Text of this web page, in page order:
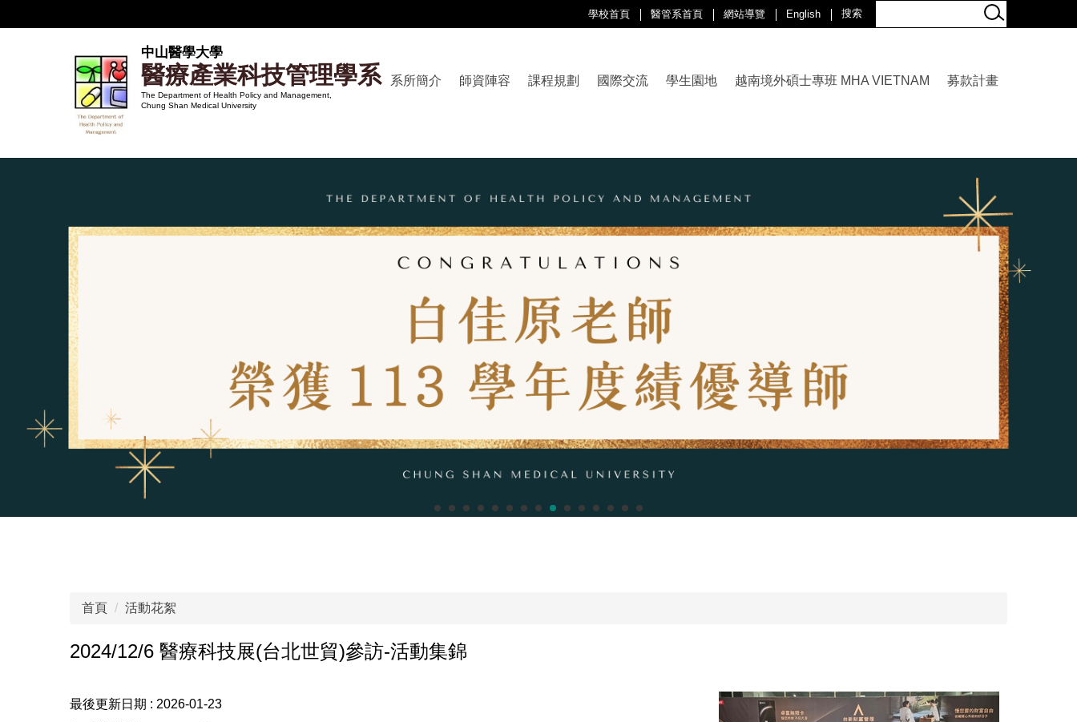
到
中山醫學大學
醫療產業科技管理學系
The Department of Health Policy and Management,
Chung Shan Medical University
系所簡介 師資陣容 課程規劃 國際交流 學生園地 越南境外碩士專班 MHA VIETNAM 募款計畫
學校首頁 醫管系首頁 網站導覽 English
首頁 活動花絮
2024/12/6 醫療科技展(台北世貿)參訪-活動集錦
最後更新日期 : 2026-01-23